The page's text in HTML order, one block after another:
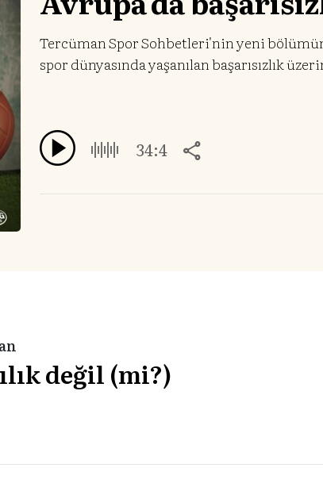
Tercüman Spor Sohbetleri'nin yeni
spor dünyasında yaşanılan başarısızlık
34:4
değil (mi?)